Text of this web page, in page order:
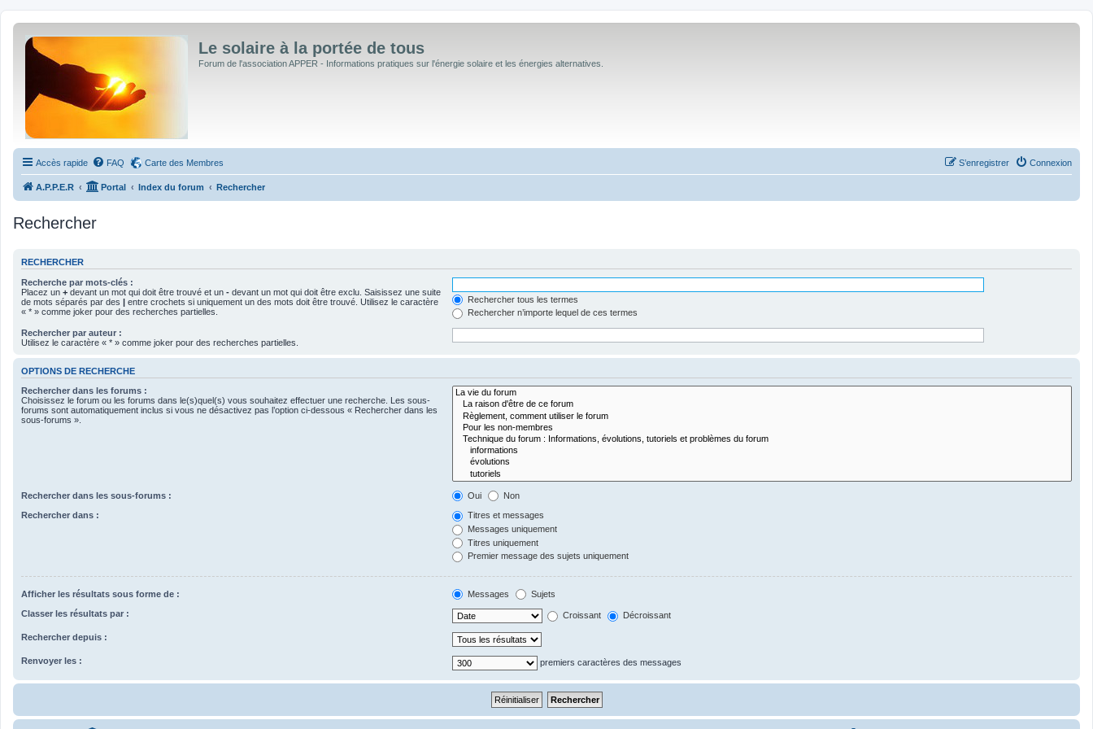
Le solaire à la portée de tous
Forum de l'association APPER - Informations pratiques sur l'énergie solaire et les énergies alternatives.
Accès rapide FAQ Carte des Membres Connexion
S’enregistrer
A.P.P.E.R Portal Index du forum Rechercher
Rechercher
RECHERCHER
Recherche par mots-clés :
Placez un + devant un mot qui doit être trouvé et un - devant un mot qui doit être exclu. Saisissez une suite
de mots séparés par des | entre crochets si uniquement un des mots doit être trouvé. Utilisez le caractère
« * » comme joker pour des recherches partielles.
Rechercher tous les termes
Rechercher n’importe lequel de ces termes
Rechercher par auteur :
Utilisez le caractère « * » comme joker pour des recherches partielles.
OPTIONS DE RECHERCHE
Rechercher dans les forums :
Choisissez le forum ou les forums dans le(s)quel(s) vous souhaitez effectuer une recherche. Les sous-
forums sont automatiquement inclus si vous ne désactivez pas l’option ci-dessous « Rechercher dans les
sous-forums ».
Rechercher dans les sous-forums : Oui Non
Rechercher dans :
Titres et messages
Messages uniquement
Titres uniquement
Premier message des sujets uniquement
Afficher les résultats sous forme de : Messages Sujets
Classer les résultats par : Croissant Décroissant
Rechercher depuis :
Renvoyer les : premiers caractères des messages